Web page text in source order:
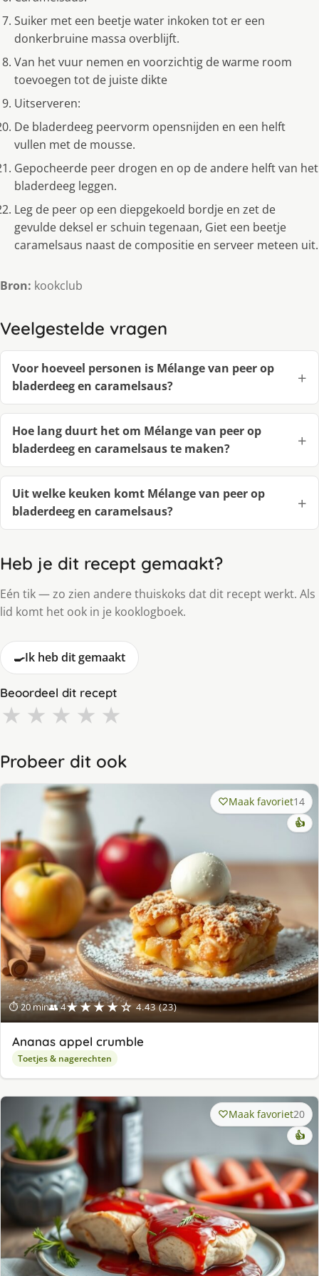
Suiker met een beetje water inkoken tot er een
donkerbruine massa overblijft.
Van het vuur nemen en voorzichtig de warme room
toevoegen tot de juiste dikte
Uitserveren:
De bladerdeeg peervorm opensnijden en een helft
vullen met de mousse.
Gepocheerde peer drogen en op de andere helft van het
bladerdeeg leggen.
Leg de peer op een diepgekoeld bordje en zet de
gevulde deksel er schuin tegenaan, Giet een beetje
caramelsaus naast de compositie en serveer meteen uit.
Bron: kookclub
Veelgestelde vragen
Voor hoeveel personen is Mélange van peer op
bladerdeeg en caramelsaus?
Hoe lang duurt het om Mélange van peer op
bladerdeeg en caramelsaus te maken?
Uit welke keuken komt Mélange van peer op
bladerdeeg en caramelsaus?
Heb je dit recept gemaakt?
Eén tik — zo zien andere thuiskoks dat dit recept werkt. Als
lid komt het ook in je kooklogboek.
🍳Ik heb dit gemaakt
Beoordeel dit recept
★ ★ ★ ★ ★
Probeer dit ook
⏱ 20 min👥 4★★★★☆ 4.43 (23)
Maak favoriet14
👍
Ananas appel crumble
Toetjes & nagerechten
Maak favoriet20
👍